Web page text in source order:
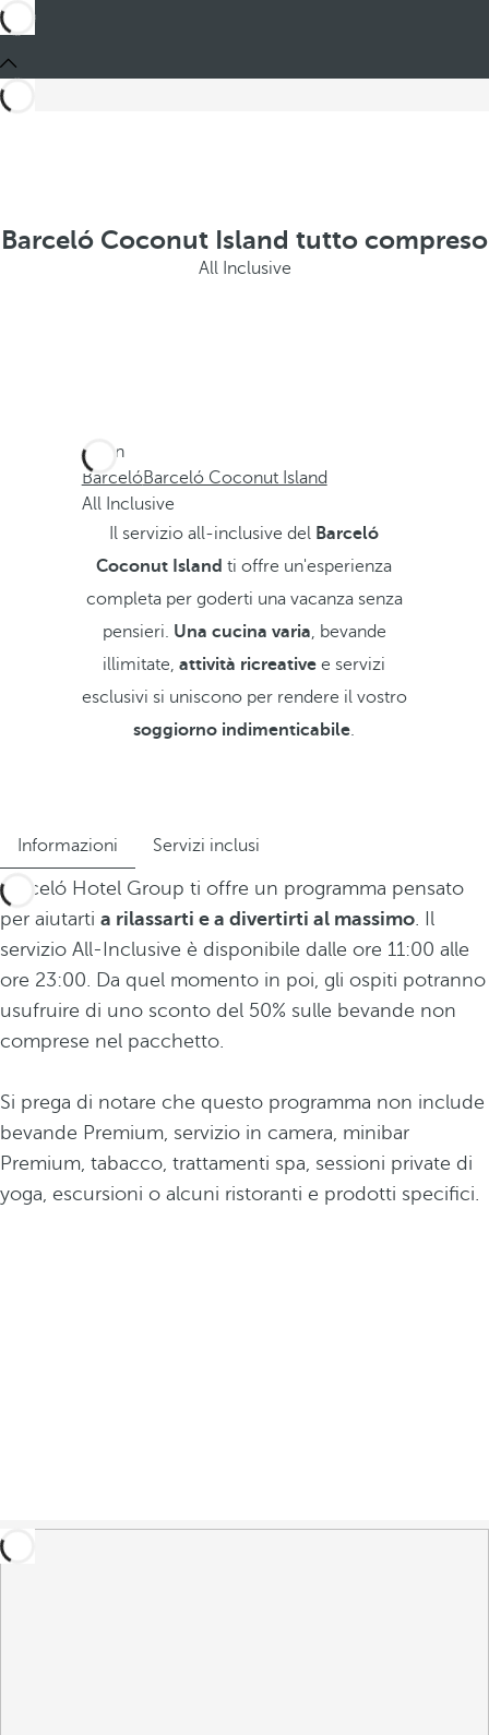
Barceló Coconut Island tutto compreso
All Inclusive
Sei in
BarcelóBarceló Coconut Island
All Inclusive
Il servizio all-inclusive del Barceló
Coconut Island ti offre un'esperienza
completa per goderti una vacanza senza
pensieri. Una cucina varia, bevande
illimitate,attività ricreative e servizi
esclusivi si uniscono per rendere il vostro
soggiorno indimenticabile.
Informazioni Servizi inclusi
Barceló Hotel Group ti offre un programma pensato
per aiutarti a rilassarti e a divertirti al massimo. Il
servizio All-Inclusive è disponibile dalle ore 11:00 alle
ore 23:00. Da quel momento in poi, gli ospiti potranno
usufruire di uno sconto del 50% sulle bevande non
comprese nel pacchetto.
Si prega di notare che questo programma non include
bevande Premium, servizio in camera, minibar
Premium, tabacco, trattamenti spa, sessioni private di
yoga, escursioni o alcuni ristoranti e prodotti specifici.